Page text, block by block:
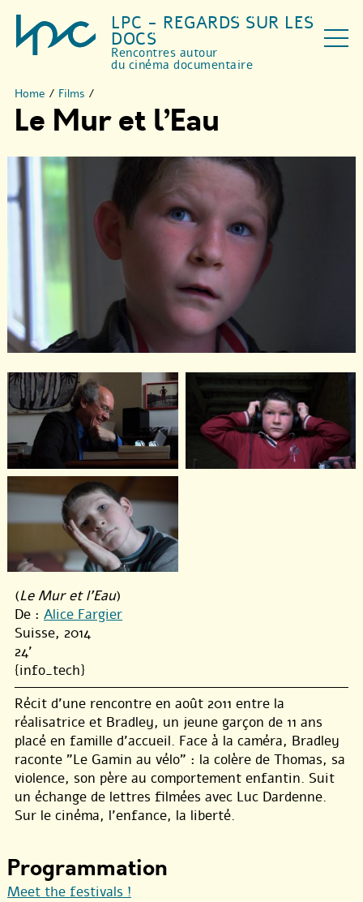
LPC - REGARDS SUR LES
DOCS
Rencontres autour
du cinéma documentaire
Home / Films /
Le Mur et l’Eau
(Le Mur et l'Eau)
De : Alice Fargier
Suisse, 2014
24'
{info_tech}
Récit d’une rencontre en août 2011 entre la
réalisatrice et Bradley, un jeune garçon de 11 ans
placé en famille d’accueil. Face à la caméra, Bradley
raconte "Le Gamin au vélo" : la colère de Thomas, sa
violence, son père au comportement enfantin. Suit
un échange de lettres filmées avec Luc Dardenne.
Sur le cinéma, l’enfance, la liberté.
Programmation
Meet the festivals !